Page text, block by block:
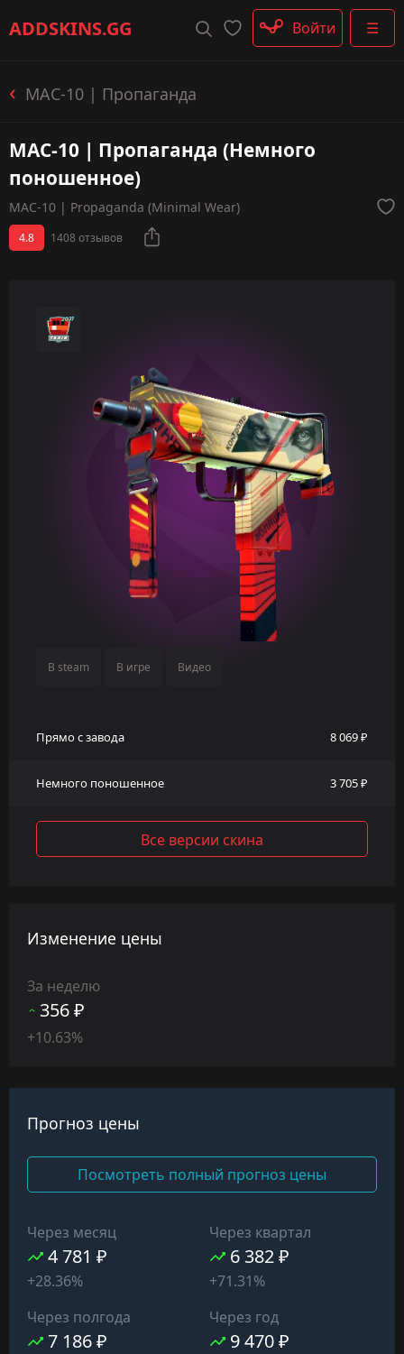
ADDSKINS.GG ☰
Пистолеты-пулемёты
Перчатки
Войти
MAC-10 | Пропаганда
MAC-10 | Пропаганда (Немного
поношенное)
MAC-10 | Propaganda (Minimal Wear)
4.8 1408 отзывов
В steam В игре Видео
Прямо с завода 8 069 ₽
Немного поношенное 3 705 ₽
Все версии скина
Изменение цены
За неделю
356 ₽
+10.63%
Прогноз цены
Посмотреть полный прогноз цены
Через месяц
4 781 ₽
+28.36%
Через квартал
6 382 ₽
+71.31%
Через полгода
7 186 ₽
Через год
9 470 ₽